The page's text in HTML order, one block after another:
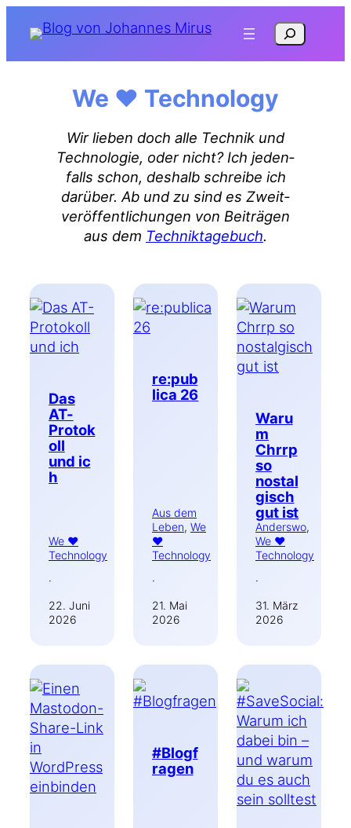
Inhalt
Suchen
We ♥ Technology
Wir lie­ben doch alle Tech­nik und
Tech­no­lo­gie, oder nicht? Ich jeden­
falls schon, des­halb schrei­be ich
dar­über. Ab und zu sind es Zweit­
ver­öf­fent­li­chun­gen von Bei­trä­gen
aus dem Tech­nik­ta­ge­buch.
Das
AT-
Protok
oll
und ic
h
We ♥
Technology
·
22. Juni
2026
re:pub
lica 26
Aus dem
Leben, We
♥
Technology
·
21. Mai
2026
Waru
m
Chrrp
so
nostal
gisch
gut ist
Anderswo
We ♥
Technology
·
31. März
2026
#Blogf
ragen